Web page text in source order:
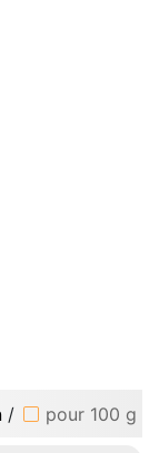
/ pour 100 g